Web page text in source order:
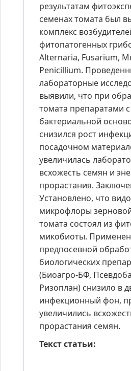
результатам
семенах томата был
комплекс
фитопатогенных
Alternaria, Fusarium,
Penicillium.
лабораторные
выявили, что при
томата препаратами с
бактериальной
снизился рост
посадочном
увеличилась
всхожесть семян и
прорастания.
Установлено, что
микрофлоры
томата состоял из
микобиоты.
предпосевной
биологических
(Биоагро-БФ,
Ризоплан) снизило в
инфекционный фон,
увеличились
прорастания семян.
Текст статьи: